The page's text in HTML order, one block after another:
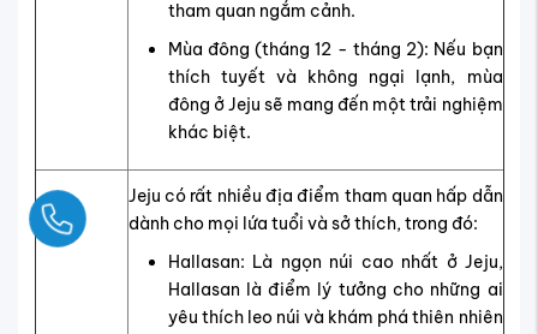
tham quan ngắm cảnh.
Mùa đông (tháng 12 - tháng 2): Nếu bạn
thích tuyết và không ngại lạnh, mùa
đông ở Jeju sẽ mang đến một trải nghiệm
khác biệt.
Jeju có rất nhiều địa điểm tham quan hấp dẫn
dành cho mọi lứa tuổi và sở thích, trong đó:
Hallasan: Là ngọn núi cao nhất ở Jeju,
Hallasan là điểm lý tưởng cho những ai
yêu thích leo núi và khám phá thiên nhiên